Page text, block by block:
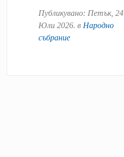
Публикувано: Петък, 24
Юли 2026. в Народно
събрание